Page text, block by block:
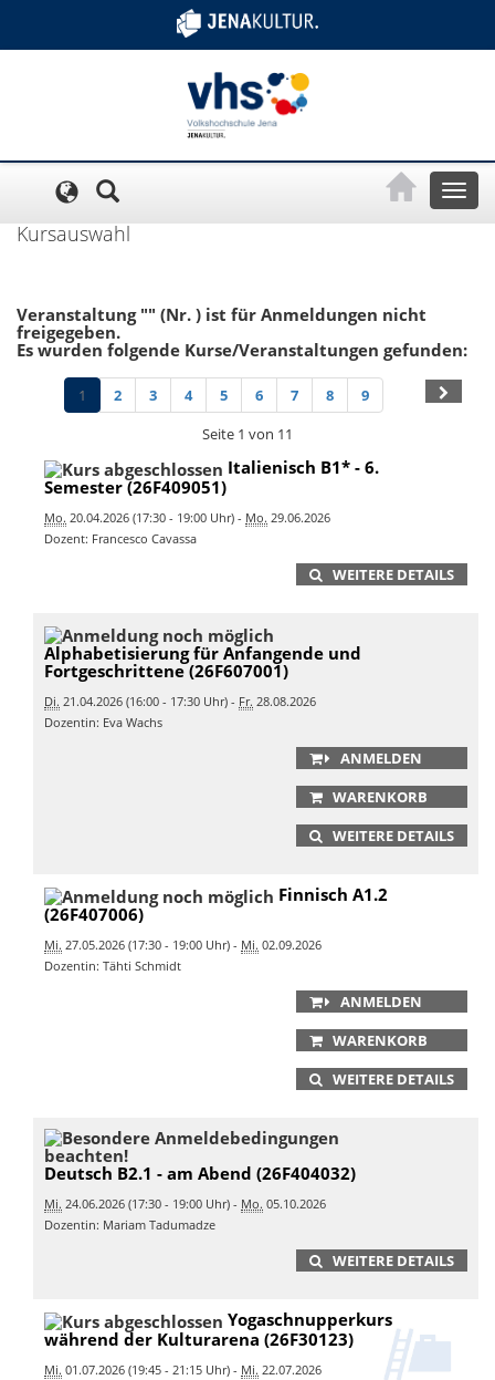
Toggle
Kursauswahl
Veranstaltung "" (Nr. ) ist für Anmeldungen nicht
freigegeben.
Es wurden folgende Kurse/Veranstaltungen gefunden:
1 2 3 4 5 6 7 8
9
Seite 1 von 11
Italienisch B1* - 6.
Semester (26F409051)
Mo. 20.04.2026 (17:30 - 19:00 Uhr) - Mo. 29.06.2026
Dozent: Francesco Cavassa
WEITERE DETAILS
Alphabetisierung für Anfangende und
Fortgeschrittene (26F607001)
Di. 21.04.2026 (16:00 - 17:30 Uhr) - Fr. 28.08.2026
Dozentin: Eva Wachs
ANMELDEN
WARENKORB
WEITERE DETAILS
Finnisch A1.2
(26F407006)
Mi. 27.05.2026 (17:30 - 19:00 Uhr) - Mi. 02.09.2026
Dozentin: Tähti Schmidt
ANMELDEN
WARENKORB
WEITERE DETAILS
Deutsch B2.1 - am Abend (26F404032)
Mi. 24.06.2026 (17:30 - 19:00 Uhr) - Mo. 05.10.2026
Dozentin: Mariam Tadumadze
WEITERE DETAILS
Yogaschnupperkurs
während der Kulturarena (26F30123)
Mi. 01.07.2026 (19:45 - 21:15 Uhr) - Mi. 22.07.2026